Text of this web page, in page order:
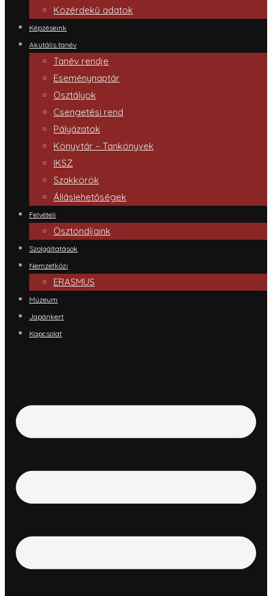
Közérdekű adatok
Képzéseink
Akutális tanév
Tanév rendje
Eseménynaptár
Osztályok
Csengetési rend
Pályázatok
Könyvtár – Tankönyvek
IKSZ
Szakkörök
Álláslehetőségek
Felvételi
Ösztöndíjaink
Szolgáltatások
Nemzetközi
ERASMUS
Múzeum
Japánkert
Kapcsolat